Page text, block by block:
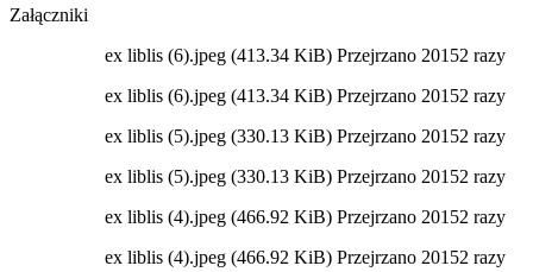
Załączniki
ex liblis (6).jpeg (413.34 KiB) Przejrzano 20152 razy
ex liblis (6).jpeg (413.34 KiB) Przejrzano 20152 razy
ex liblis (5).jpeg (330.13 KiB) Przejrzano 20152 razy
ex liblis (5).jpeg (330.13 KiB) Przejrzano 20152 razy
ex liblis (4).jpeg (466.92 KiB) Przejrzano 20152 razy
ex liblis (4).jpeg (466.92 KiB) Przejrzano 20152 razy